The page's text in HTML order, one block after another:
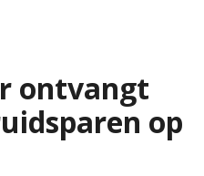
ontvangt
op